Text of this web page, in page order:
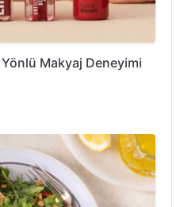
Makyaj Deneyimi